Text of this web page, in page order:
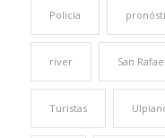
Policía
river San Rafael
Turistas